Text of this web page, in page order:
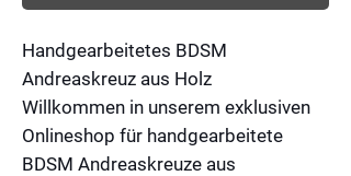
Handgearbeitetes BDSM
Andreaskreuz aus Holz
Willkommen in unserem exklusiven
Onlineshop für handgearbeitete
BDSM Andreaskreuze aus